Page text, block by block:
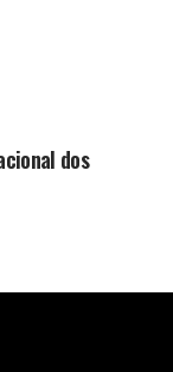
dos